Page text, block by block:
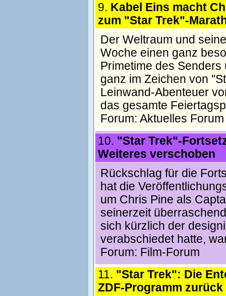
9. Kabel Eins macht
zum "Star Trek"-
Der Weltraum und
Woche einen ganz
Primetime des
ganz im Zeichen von
Leinwand-Abenteuer
das gesamte
Forum: Aktuelles Forum
10. "Star Trek"-
Weiteres verschoben
Rückschlag für die
hat die
um Chris Pine als
seinerzeit
sich kürzlich der
verabschiedet hatte,
Forum: Film-Forum
11. "Star Trek": Die
ZDF-Programm zurück